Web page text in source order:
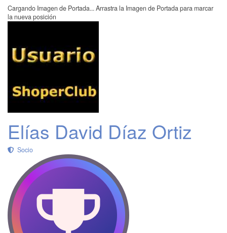
Cargando Imagen de Portada... Arrastra la Imagen de Portada para marcar
la nueva posición
Elías David Díaz Ortiz
Socio